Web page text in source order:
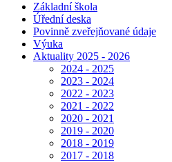
Základní škola
Úřední deska
Povinně zveřejňované údaje
Výuka
Aktuality 2025 - 2026
2024 - 2025
2023 - 2024
2022 - 2023
2021 - 2022
2020 - 2021
2019 - 2020
2018 - 2019
2017 - 2018